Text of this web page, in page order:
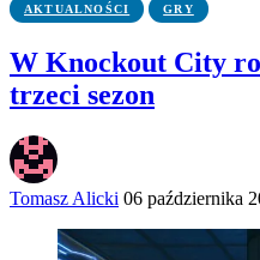
AKTUALNOŚCI GRY
W Knockout City
trzeci sezon
Tomasz Alicki 06 października